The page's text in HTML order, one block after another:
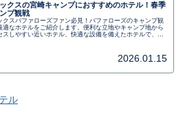
クスの宮崎キャンプにおすすめのホテル！春季
プ観戦
クスバファローズファン必見！バファローズのキャンプ観
適なホテルをご紹介します。便利な立地やキャンプ地から
スしやすい近いホテル、快適な設備を備えたホテルで、応
駐車場の利用も可能です。キャンプ観戦を充実させるため
すめホテルです。
2026.01.15
ル